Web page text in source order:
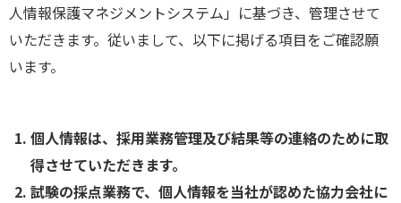
人情報保護マネジメントシステム」に基づき、管理させて
いただきます。従いまして、以下に掲げる項目をご確認願
います。
個人情報は、採用業務管理及び結果等の連絡のために取
得させていただきます。
試験の採点業務で、個人情報を当社が認めた協力会社に